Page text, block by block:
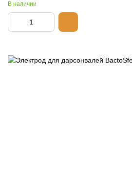
В наличии